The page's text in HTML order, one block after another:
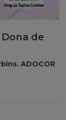
de
ADOCOR